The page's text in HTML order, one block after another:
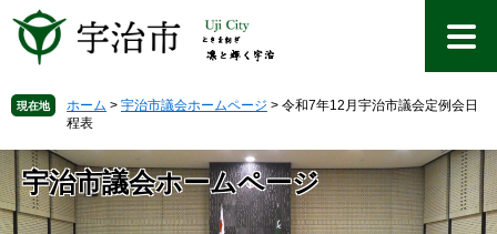
先
で
す
。
を
ば
し
て
本
現在地 ホーム > 宇治市議会ホームページ > 令和7年12月宇治市議会定例会日
程表
宇治市議会ホームページ